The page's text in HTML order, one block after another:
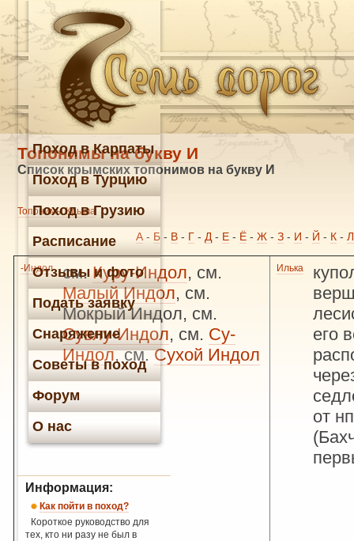
Топонимы на букву И
Список крымских топонимов на букву И
Топонимы Крыма
А - Б - В - Г - Д - Е - Ё - Ж - З - И - Й - К - Л
-Индол см.Куру-Индол, см.
Малый Индол, см.
Мокрый Индол, см.
Сувлу-Индол, см. Су-
Индол, см.Сухой Индол
Илька
его
от
Поход в Карпаты
Поход в Турцию
Поход в Грузию
Расписание
Отзывы и фото
Подать заявку
Снаряжение
Советы в поход
Форум
О нас
Информация:
Как пойти в поход?
Короткое руководство для
тех, кто ни разу не был в